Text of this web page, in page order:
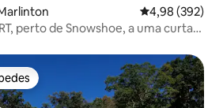
4,98 de uma
4,98 (392)
perto de Snowshoe, a uma curta
dos hóspedes